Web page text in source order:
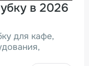
в 2026
для кафе,